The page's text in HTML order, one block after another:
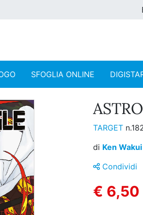
SFOGLIA ONLINE
TARGET
di Ken Wakui
Condividi
€ 6,50